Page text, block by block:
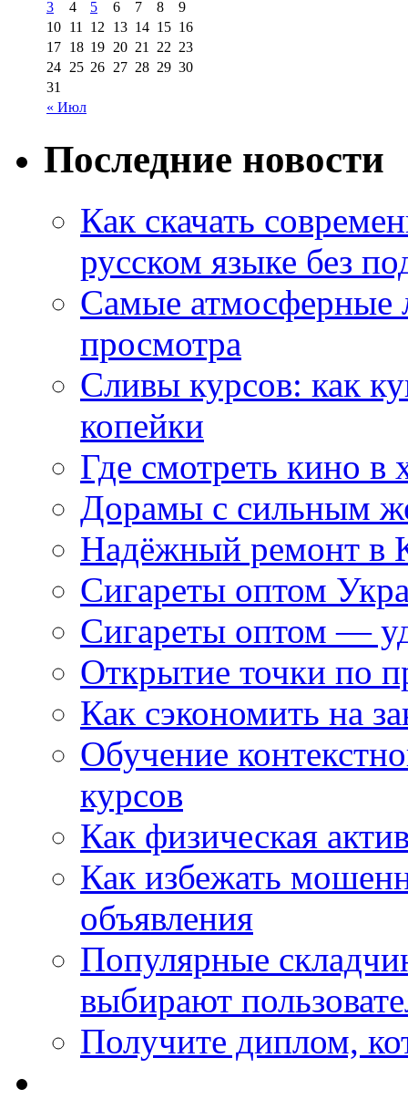
« Июл
3 4 5 6 7 8
9
10 11 12 13 14 15 16
17 18 19 20 21 22 23
24 25 26 27 28 29 30
31
Последние новости
Как скачать
русском языке без
Самые атмосферные
просмотра
Сливы курсов: как
копейки
Где смотреть кино в
Дорамы с сильным
Надёжный ремонт в
Сигареты оптом
Сигареты оптом —
Открытие точки по
Как сэкономить на
Обучение
курсов
Как физическая
Как избежать
объявления
Популярные
выбирают
Получите диплом,